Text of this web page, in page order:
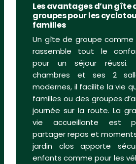
Les avantages d’un gîte
groupes pour les
familles
Un gîte de groupe comme
rassemble tout le
pour un séjour
chambres et ses 2
modernes, il facilite la vie
familles ou des groupes
journée sur la route. La
vie accueillante est
partager repas et moments
jardin clos apporte
enfants comme pour les